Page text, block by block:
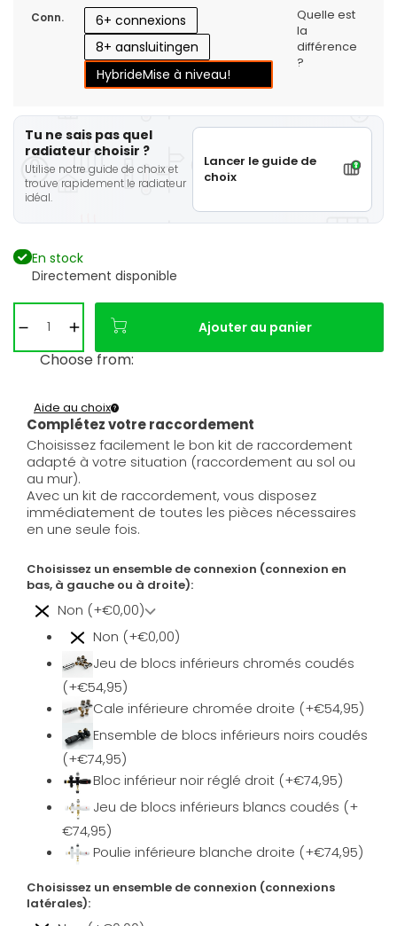
Conn.
6+ connexions
8+ aansluitingen
HybrideMise à niveau!
Quelle est
la
différence
?
Tu ne sais pas quel
radiateur choisir ?
Utilise notre guide de choix et
trouve rapidement le radiateur
idéal.
Lancer le guide de
choix
En stock
Directement disponible
Ajouter au panier
Choose from:
Complétez votre raccordement
Aide au choix
Choisissez facilement le bon kit de raccordement
adapté à votre situation (raccordement au sol ou
au mur).
Avec un kit de raccordement, vous disposez
immédiatement de toutes les pièces nécessaires
en une seule fois.
Choisissez un ensemble de connexion (connexion en
bas, à gauche ou à droite):
Non (+€0,00)
Non (+€0,00)
Jeu de blocs inférieurs chromés coudés
(+€54,95)
Cale inférieure chromée droite (+€54,95)
Ensemble de blocs inférieurs noirs coudés
(+€74,95)
Bloc inférieur noir réglé droit (+€74,95)
Jeu de blocs inférieurs blancs coudés (+
€74,95)
Poulie inférieure blanche droite (+€74,95)
Choisissez un ensemble de connexion (connexions
latérales):